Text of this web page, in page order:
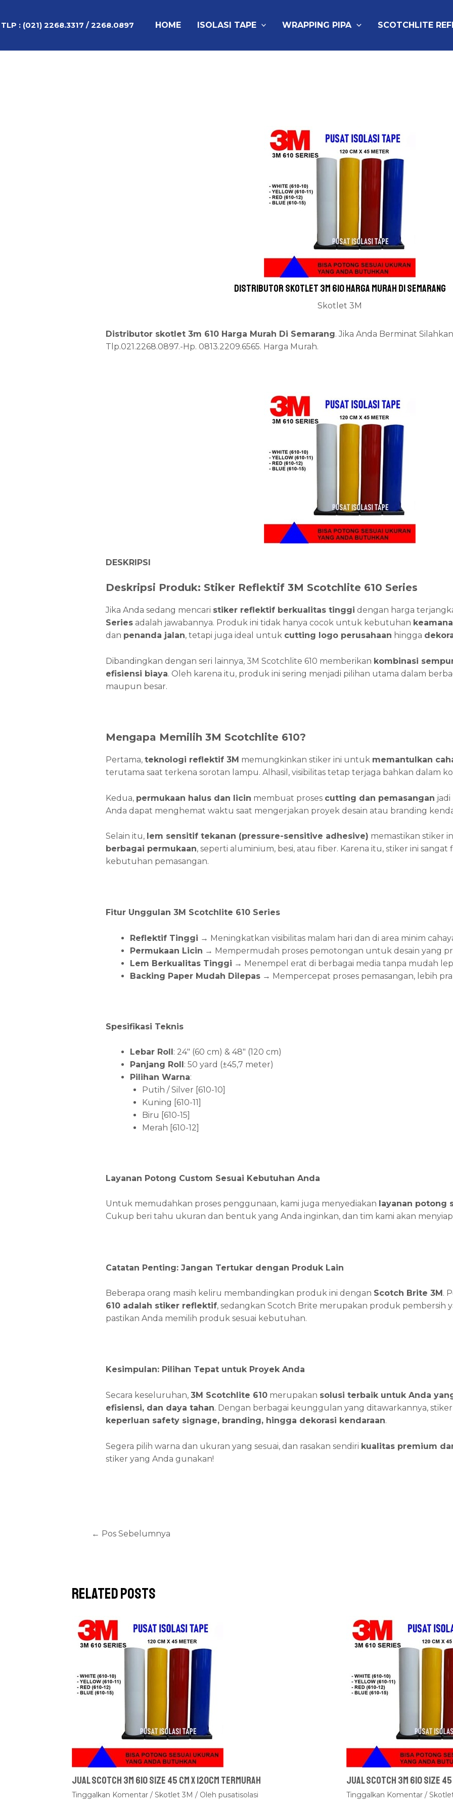
konten
TLP : (021) 2268.3317 / 2268.0897 HOME ISOLASI TAPE WRAPPING PIPA SCOTCHLITE
Distributor skotlet 3m 610 Harga Murah Di Semarang
Skotlet 3M
Distributor skotlet 3m 610 Harga Murah Di Semarang. Jika Anda Berminat
Tlp.021.2268.0897.-Hp. 0813.2209.6565. Harga Murah.
DESKRIPSI
Deskripsi Produk: Stiker Reflektif 3M Scotchlite 610 Series
Jika Anda sedang mencari stiker reflektif berkualitas tinggi dengan harga
Seriesadalah jawabannya. Produk ini tidak hanya cocok untuk kebutuhan
dan penanda jalan, tetapi juga ideal untuk cutting logo perusahaan hingga
Dibandingkan dengan seri lainnya, 3M Scotchlite 610 memberikan kombinasi
efisiensi biaya. Oleh karena itu, produk ini sering menjadi pilihan utama dalam
maupun besar.
Mengapa Memilih 3M Scotchlite 610?
Pertama, teknologi reflektif 3M memungkinkan stiker ini untuk memantulkan
terutama saat terkena sorotan lampu. Alhasil, visibilitas tetap terjaga bahkan dalam
Kedua, permukaan halus dan licin membuat proses cutting dan pemasangan
Anda dapat menghemat waktu saat mengerjakan proyek desain atau branding
Selain itu, lem sensitif tekanan (pressure-sensitive adhesive) memastikan stiker
berbagai permukaan, seperti aluminium, besi, atau fiber. Karena itu, stiker ini
kebutuhan pemasangan.
Fitur Unggulan 3M Scotchlite 610 Series
Reflektif Tinggi → Meningkatkan visibilitas malam hari dan di area minim
Permukaan Licin → Mempermudah proses pemotongan untuk desain yang
Lem Berkualitas Tinggi → Menempel erat di berbagai media tanpa mudah
Backing Paper Mudah Dilepas→ Mempercepat proses pemasangan, lebih
Spesifikasi Teknis
Lebar Roll : 24″ (60 cm) & 48″ (120 cm)
Panjang Roll : 50 yard (±45,7 meter)
Pilihan Warna:
Putih / Silver [610-10]
Kuning [610-11]
Biru [610-15]
Merah [610-12]
Layanan Potong Custom Sesuai Kebutuhan Anda
Untuk memudahkan proses penggunaan, kami juga menyediakan layanan potong
Cukup beri tahu ukuran dan bentuk yang Anda inginkan, dan tim kami akan
Catatan Penting: Jangan Tertukar dengan Produk Lain
Beberapa orang masih keliru membandingkan produk ini dengan Scotch Brite 3M.
610 adalah stiker reflektif, sedangkan Scotch Brite merupakan produk pembersih
pastikan Anda memilih produk sesuai kebutuhan.
Kesimpulan: Pilihan Tepat untuk Proyek Anda
Secara keseluruhan, 3M Scotchlite 610merupakan solusi terbaik untuk Anda
efisiensi, dan daya tahan. Dengan berbagai keunggulan yang ditawarkannya,
keperluan safety signage, branding, hingga dekorasi kendaraan.
Segera pilih warna dan ukuran yang sesuai, dan rasakan sendiri kualitas premium
stiker yang Anda gunakan!
← Pos Sebelumnya
Related Posts
Jual Scotch 3M 610 Size 45 cm x 120cm Termurah
Tinggalkan Komentar / Skotlet 3M / Oleh pusatisolasi
Jual Scotch 3M 610 Size
Tinggalkan Komentar /